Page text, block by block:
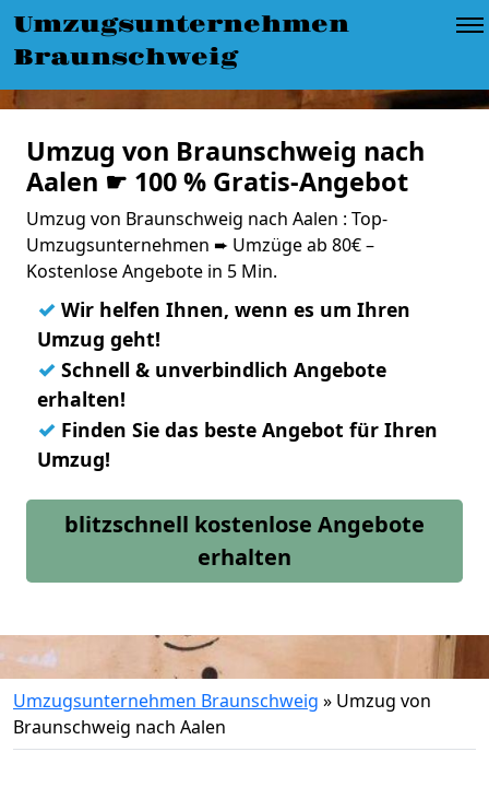
Umzugsunternehmen
Braunschweig
Umzug von Braunschweig nach
Aalen ☛ 100 % Gratis-Angebot
Umzug von Braunschweig nach Aalen : Top-
Umzugsunternehmen ➨ Umzüge ab 80€ –
Kostenlose Angebote in 5 Min.
✓ Wir helfen Ihnen, wenn es um Ihren
Umzug geht!
✓ Schnell & unverbindlich Angebote
erhalten!
✓ Finden Sie das beste Angebot für Ihren
Umzug!
blitzschnell kostenlose Angebote
erhalten
Umzugsunternehmen Braunschweig » Umzug von
Braunschweig nach Aalen